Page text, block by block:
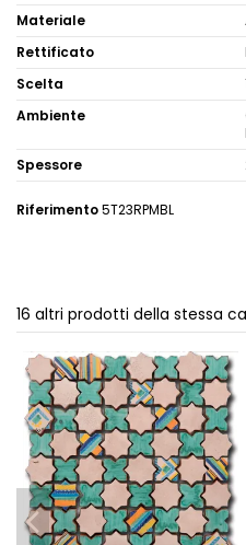
Materiale
Rettificato
Scelta
Ambiente
Spessore
Riferimento5T23RPMBL
16 altri prodotti della stessa